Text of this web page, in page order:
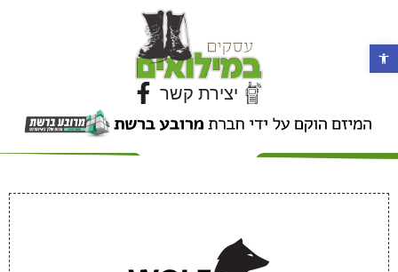
פתח סרגל נגישות
יצירת קשר